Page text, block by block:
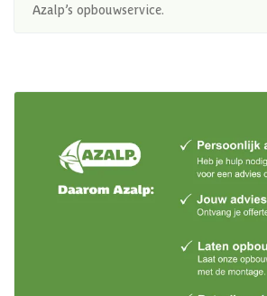
Azalp’s opbouwservice.